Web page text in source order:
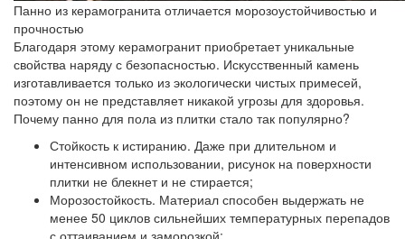
Панно из керамогранита отличается морозоустойчивостью и
прочностью
Благодаря этому керамогранит приобретает уникальные
свойства наряду с безопасностью. Искусственный камень
изготавливается только из экологически чистых примесей,
поэтому он не представляет никакой угрозы для здоровья.
Почему панно для пола из плитки стало так популярно?
Стойкость к истиранию. Даже при длительном и
интенсивном использовании, рисунок на поверхности
плитки не блекнет и не стирается;
Морозостойкость. Материал способен выдержать не
менее 50 циклов сильнейших температурных перепадов
с оттаиванием и заморозкой;